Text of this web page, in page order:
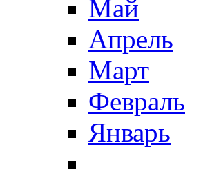
Май
Апрель
Март
Февраль
Январь